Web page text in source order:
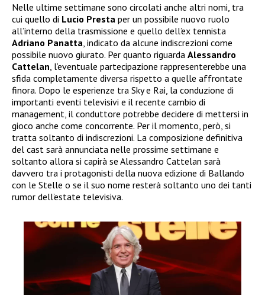
Nelle ultime settimane sono circolati anche altri nomi, tra
cui quello di Lucio Presta per un possibile nuovo ruolo
all’interno della trasmissione e quello dell’ex tennista
Adriano Panatta , indicato da alcune indiscrezioni come
possibile nuovo giurato. Per quanto riguarda Alessandro
Cattelan , l’eventuale partecipazione rappresenterebbe una
sfida completamente diversa rispetto a quelle affrontate
finora. Dopo le esperienze tra Sky e Rai, la conduzione di
importanti eventi televisivi e il recente cambio di
management, il conduttore potrebbe decidere di mettersi in
gioco anche come concorrente. Per il momento, però, si
tratta soltanto di indiscrezioni. La composizione definitiva
del cast sarà annunciata nelle prossime settimane e
soltanto allora si capirà se Alessandro Cattelan sarà
davvero tra i protagonisti della nuova edizione di Ballando
con le Stelle o se il suo nome resterà soltanto uno dei tanti
rumor dell’estate televisiva.